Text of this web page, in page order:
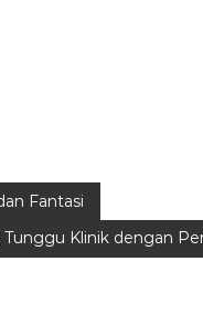
Fantasi
Tunggu Klinik dengan